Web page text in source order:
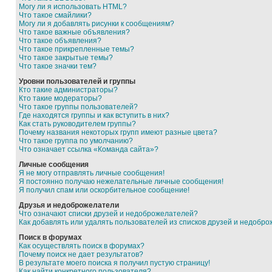
Могу ли я использовать HTML?
Что такое смайлики?
Могу ли я добавлять рисунки к сообщениям?
Что такое важные объявления?
Что такое объявления?
Что такое прикрепленные темы?
Что такое закрытые темы?
Что такое значки тем?
Уровни пользователей и группы
Кто такие администраторы?
Кто такие модераторы?
Что такое группы пользователей?
Где находятся группы и как вступить в них?
Как стать руководителем группы?
Почему названия некоторых групп имеют разные цвета?
Что такое группа по умолчанию?
Что означает ссылка «Команда сайта»?
Личные сообщения
Я не могу отправлять личные сообщения!
Я постоянно получаю нежелательные личные сообщения!
Я получил спам или оскорбительное сообщение!
Друзья и недоброжелатели
Что означают списки друзей и недоброжелателей?
Как добавлять или удалять пользователей из списков друзей и
Поиск в форумах
Как осуществлять поиск в форумах?
Почему поиск не дает результатов?
В результате моего поиска я получил пустую страницу!